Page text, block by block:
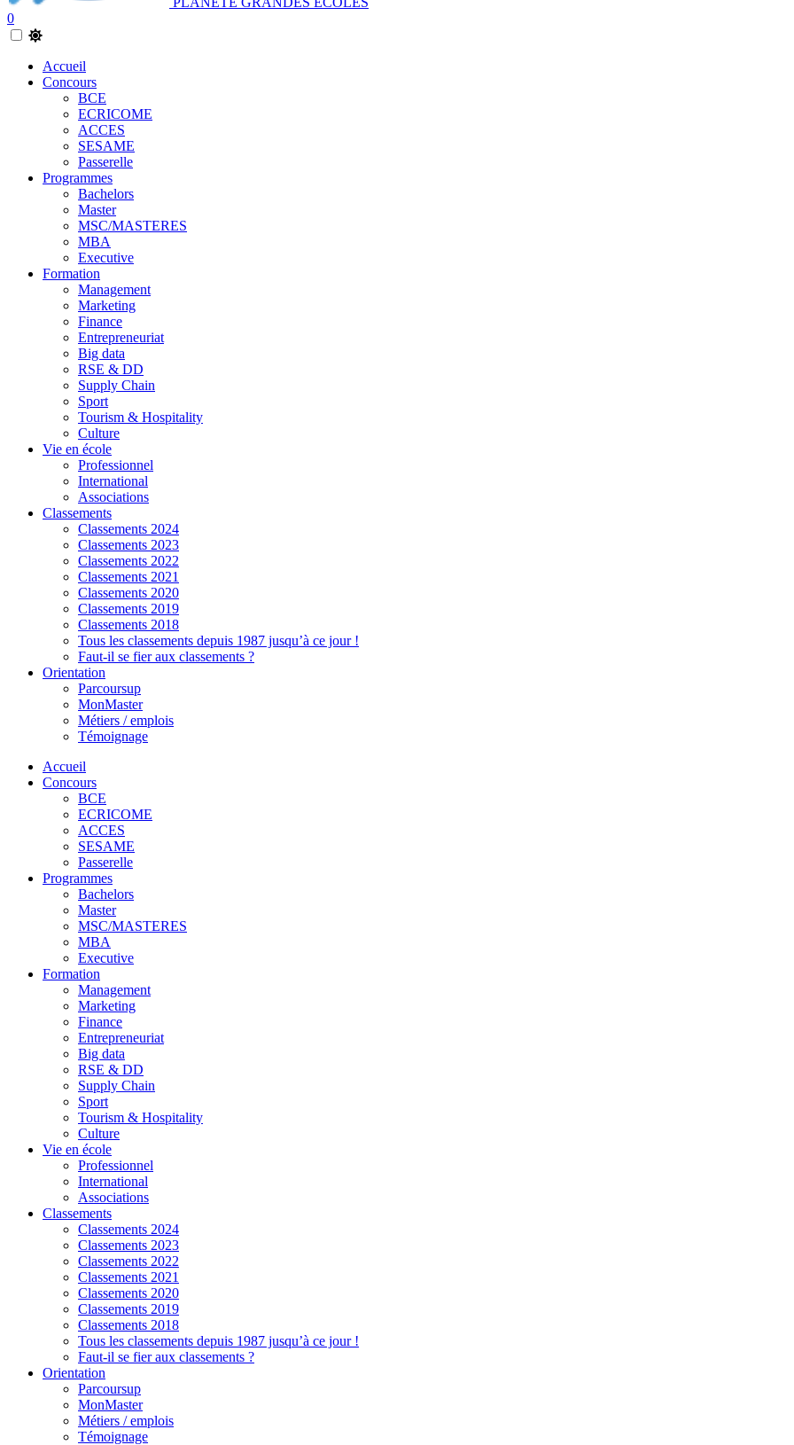
0
Accueil
Concours
BCE
ECRICOME
ACCES
SESAME
Passerelle
Programmes
Bachelors
Master
MSC/MASTERES
MBA
Executive
Formation
Management
Marketing
Finance
Entrepreneuriat
Big data
RSE & DD
Supply Chain
Sport
Tourism & Hospitality
Culture
Vie en école
Professionnel
International
Associations
Classements
Classements 2024
Classements 2023
Classements 2022
Classements 2021
Classements 2020
Classements 2019
Classements 2018
Tous les classements depuis 1987 jusqu’à ce jour !
Faut-il se fier aux classements ?
Orientation
Parcoursup
MonMaster
Métiers / emplois
Témoignage
Accueil
Concours
BCE
ECRICOME
ACCES
SESAME
Passerelle
Programmes
Bachelors
Master
MSC/MASTERES
MBA
Executive
Formation
Management
Marketing
Finance
Entrepreneuriat
Big data
RSE & DD
Supply Chain
Sport
Tourism & Hospitality
Culture
Vie en école
Professionnel
International
Associations
Classements
Classements 2024
Classements 2023
Classements 2022
Classements 2021
Classements 2020
Classements 2019
Classements 2018
Tous les classements depuis 1987 jusqu’à ce jour !
Faut-il se fier aux classements ?
Orientation
Parcoursup
MonMaster
Métiers / emplois
Témoignage